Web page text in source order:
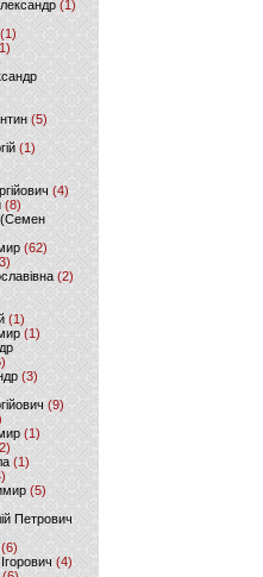
(1)
(1)
(5)
(1)
(4)
(8)
(Семен
(62)
(2)
(1)
(1)
(3)
(9)
(1)
(1)
(5)
Петрович
(6)
(4)